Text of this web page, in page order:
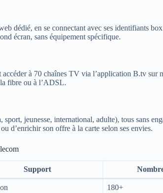
dédié, en se connectant avec ses identifiants
écran, sans équipement spécifique.
à 70 chaînes TV via l’application B.tv sur
fibre ou à l’ADSL.
jeunesse, international, adulte), tous sans
d’enrichir son offre à la carte selon ses envies.
Support
180+